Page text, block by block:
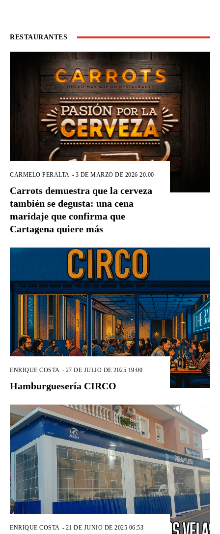
RESTAURANTES
CARMELO PERALTA - 3 DE MARZO DE 2026 20:00
Carrots demuestra que la cerveza
también se degusta: una cena
maridaje que confirma que
Cartagena quiere más
ENRIQUE COSTA - 27 DE JULIO DE 2025 19:00
Hamburguesería CIRCO
ENRIQUE COSTA - 21 DE JUNIO DE 2025 06:53